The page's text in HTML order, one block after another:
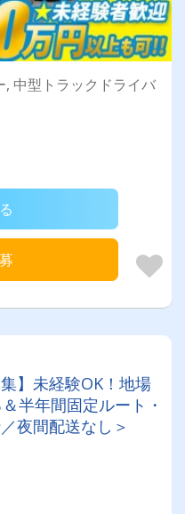
中型トラックドライバ
】未経験OK！地場
半年間固定ルート・
夜間配送なし＞